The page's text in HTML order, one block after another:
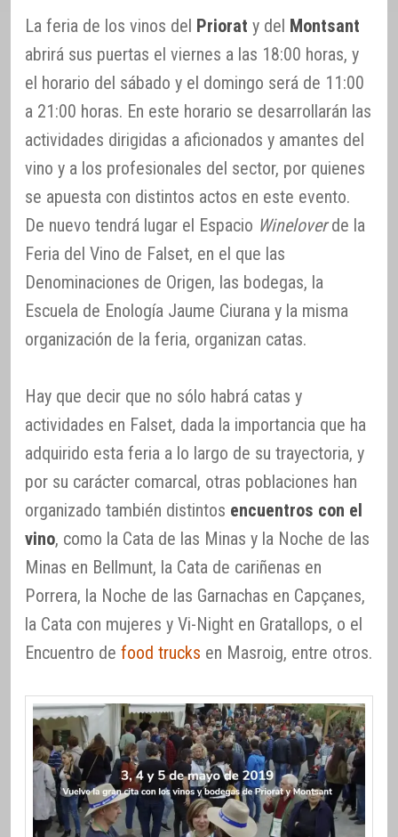
La feria de los vinos del Priorat y del Montsant
abrirá sus puertas el viernes a las 18:00 horas, y
el horario del sábado y el domingo será de 11:00
a 21:00 horas. En este horario se desarrollarán las
actividades dirigidas a aficionados y amantes del
vino y a los profesionales del sector, por quienes
se apuesta con distintos actos en este evento.
De nuevo tendrá lugar el Espacio Wineloverde la
Feria del Vino de Falset, en el que las
Denominaciones de Origen, las bodegas, la
Escuela de Enología Jaume Ciurana y la misma
organización de la feria, organizan catas.
Hay que decir que no sólo habrá catas y
actividades en Falset, dada la importancia que ha
adquirido esta feria a lo largo de su trayectoria, y
por su carácter comarcal, otras poblaciones han
organizado también distintos encuentros con el
vino, como la Cata de las Minas y la Noche de las
Minas en Bellmunt, la Cata de cariñenas en
Porrera, la Noche de las Garnachas en Capçanes,
la Cata con mujeres y Vi-Night en Gratallops, o el
Encuentro de food trucks en Masroig, entre otros.